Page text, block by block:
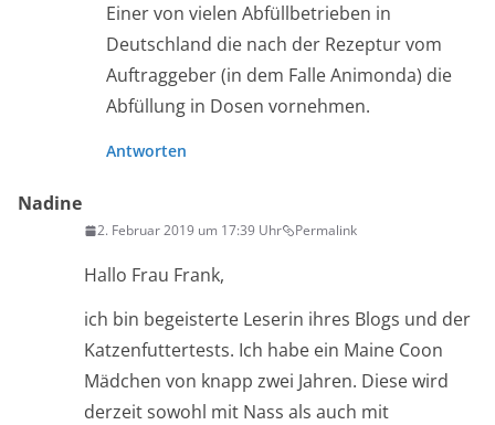
Einer von vielen Abfüllbetrieben in
Deutschland die nach der Rezeptur vom
Auftraggeber (in dem Falle Animonda) die
Abfüllung in Dosen vornehmen.
Antworten
Nadine
2. Februar 2019 um 17:39 Uhr Permalink
Hallo Frau Frank,
ich bin begeisterte Leserin ihres Blogs und der
Katzenfuttertests. Ich habe ein Maine Coon
Mädchen von knapp zwei Jahren. Diese wird
derzeit sowohl mit Nass als auch mit